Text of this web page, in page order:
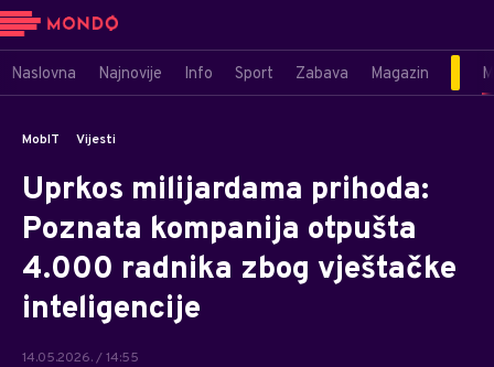
Naslovna Najnovije Info Sport Zabava Magazin
MobIT Vijesti
Uprkos milijardama prihoda:
Poznata kompanija otpušta
4.000 radnika zbog vještačke
inteligencije
14.05.2026. / 14:55